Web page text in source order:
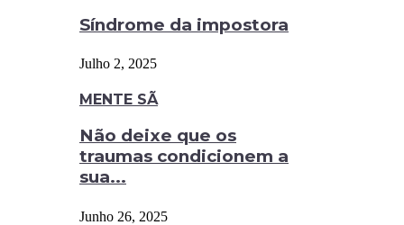
Síndrome da impostora
Julho 2, 2025
MENTE SÃ
Não deixe que os
traumas condicionem a
sua...
Junho 26, 2025